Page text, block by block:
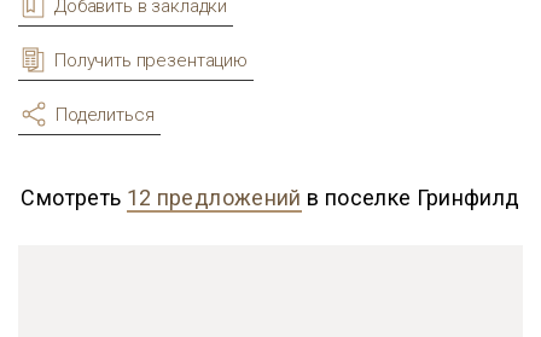
Добавить в закладки
Получить презентацию
Поделиться
Смотреть 12 предложений в поселке Гринфилд